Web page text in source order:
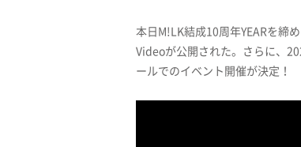
本日M!LK結成10周年YEARを締
Videoが公開された。さらに、
ールでのイベント開催が決定！